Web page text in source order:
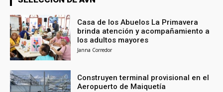
Casa de los Abuelos La Primavera
brinda atención y acompañamiento a
los adultos mayores
Janna Corredor
Construyen terminal provisional en el
Aeropuerto de Maiquetía